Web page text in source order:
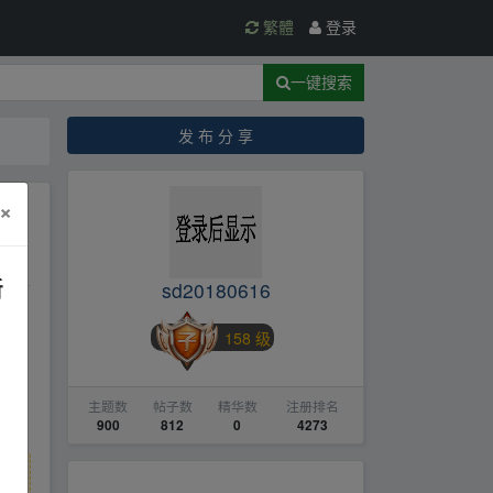
繁體 登录
一键搜索
发 布 分 享
sd20180616
158 级
主题数
900
帖子数
812
精华数
0
注册排名
4273
×